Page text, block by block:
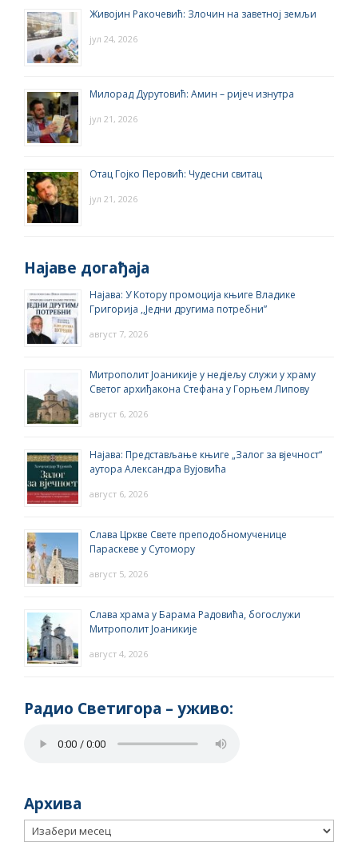
Живојин Ракочевић: Злочин на заветној земљи
јул 24, 2026
Милорад Дурутовић: Амин – ријеч изнутра
јул 21, 2026
Отац Гојко Перовић: Чудесни свитац
јул 21, 2026
Најаве догађаја
Најава: У Котору промоција књиге Владике
Григорија ,,Једни другима потребни”
август 7, 2026
Митрополит Јоаникије у недјељу служи у храму
Светог архиђакона Стефана у Горњем Липову
август 6, 2026
Најава: Представљање књиге „Залог за вјечност“
аутора Александра Вујовића
август 6, 2026
Слава Цркве Свете преподобномученице
Параскеве у Сутомору
август 5, 2026
Слава храма у Барама Радовића, богослужи
Митрополит Јоаникије
август 4, 2026
Радио Светигора – yживо:
Архива
Архива